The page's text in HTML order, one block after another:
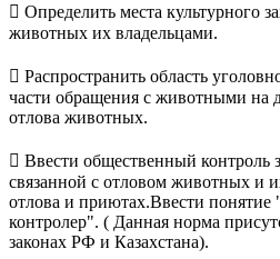
 Определить места культурного
животных их владельцами.
 Распространить область
части обращения с животными на
отлова животных.
 Ввести общественный контроль
связанной с отловом животных и
отлова и приютах.Ввести
контролер". ( Данная норма
законах РФ и Казахстана).